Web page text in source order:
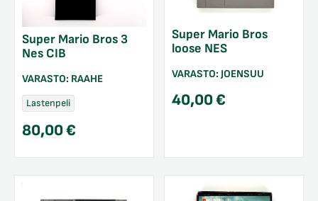
Super Mario Bros 3
Nes CIB
VARASTO: RAAHE
Lastenpeli
80,00€
Super Mario Bros
loose NES
VARASTO: JOENSUU
40,00€